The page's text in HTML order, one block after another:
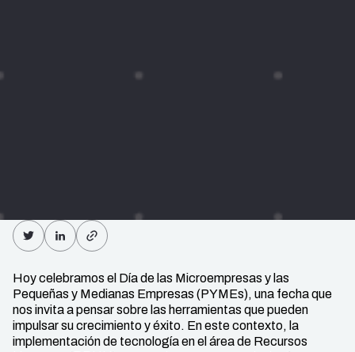
Hoy celebramos el Día de las Microempresas y las
Pequeñas y Medianas Empresas (PYMEs), una fecha que
nos invita a pensar sobre las herramientas que pueden
impulsar su crecimiento y éxito. En este contexto, la
implementación de tecnología en el área de Recursos